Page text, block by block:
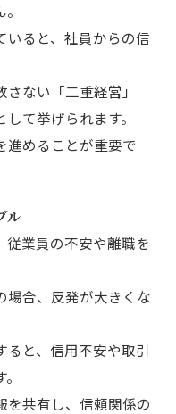
いると、社員からの信
ない「二重経営」
て挙げられます。
進めることが重要で
ル
業員の不安や離職を
場合、反発が大きくな
ると、信用不安や取引
を共有し、信頼関係の